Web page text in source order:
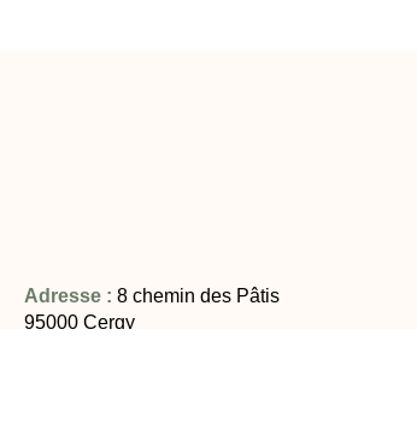
Adresse : 8 chemin des Pâtis
95000 Cergy